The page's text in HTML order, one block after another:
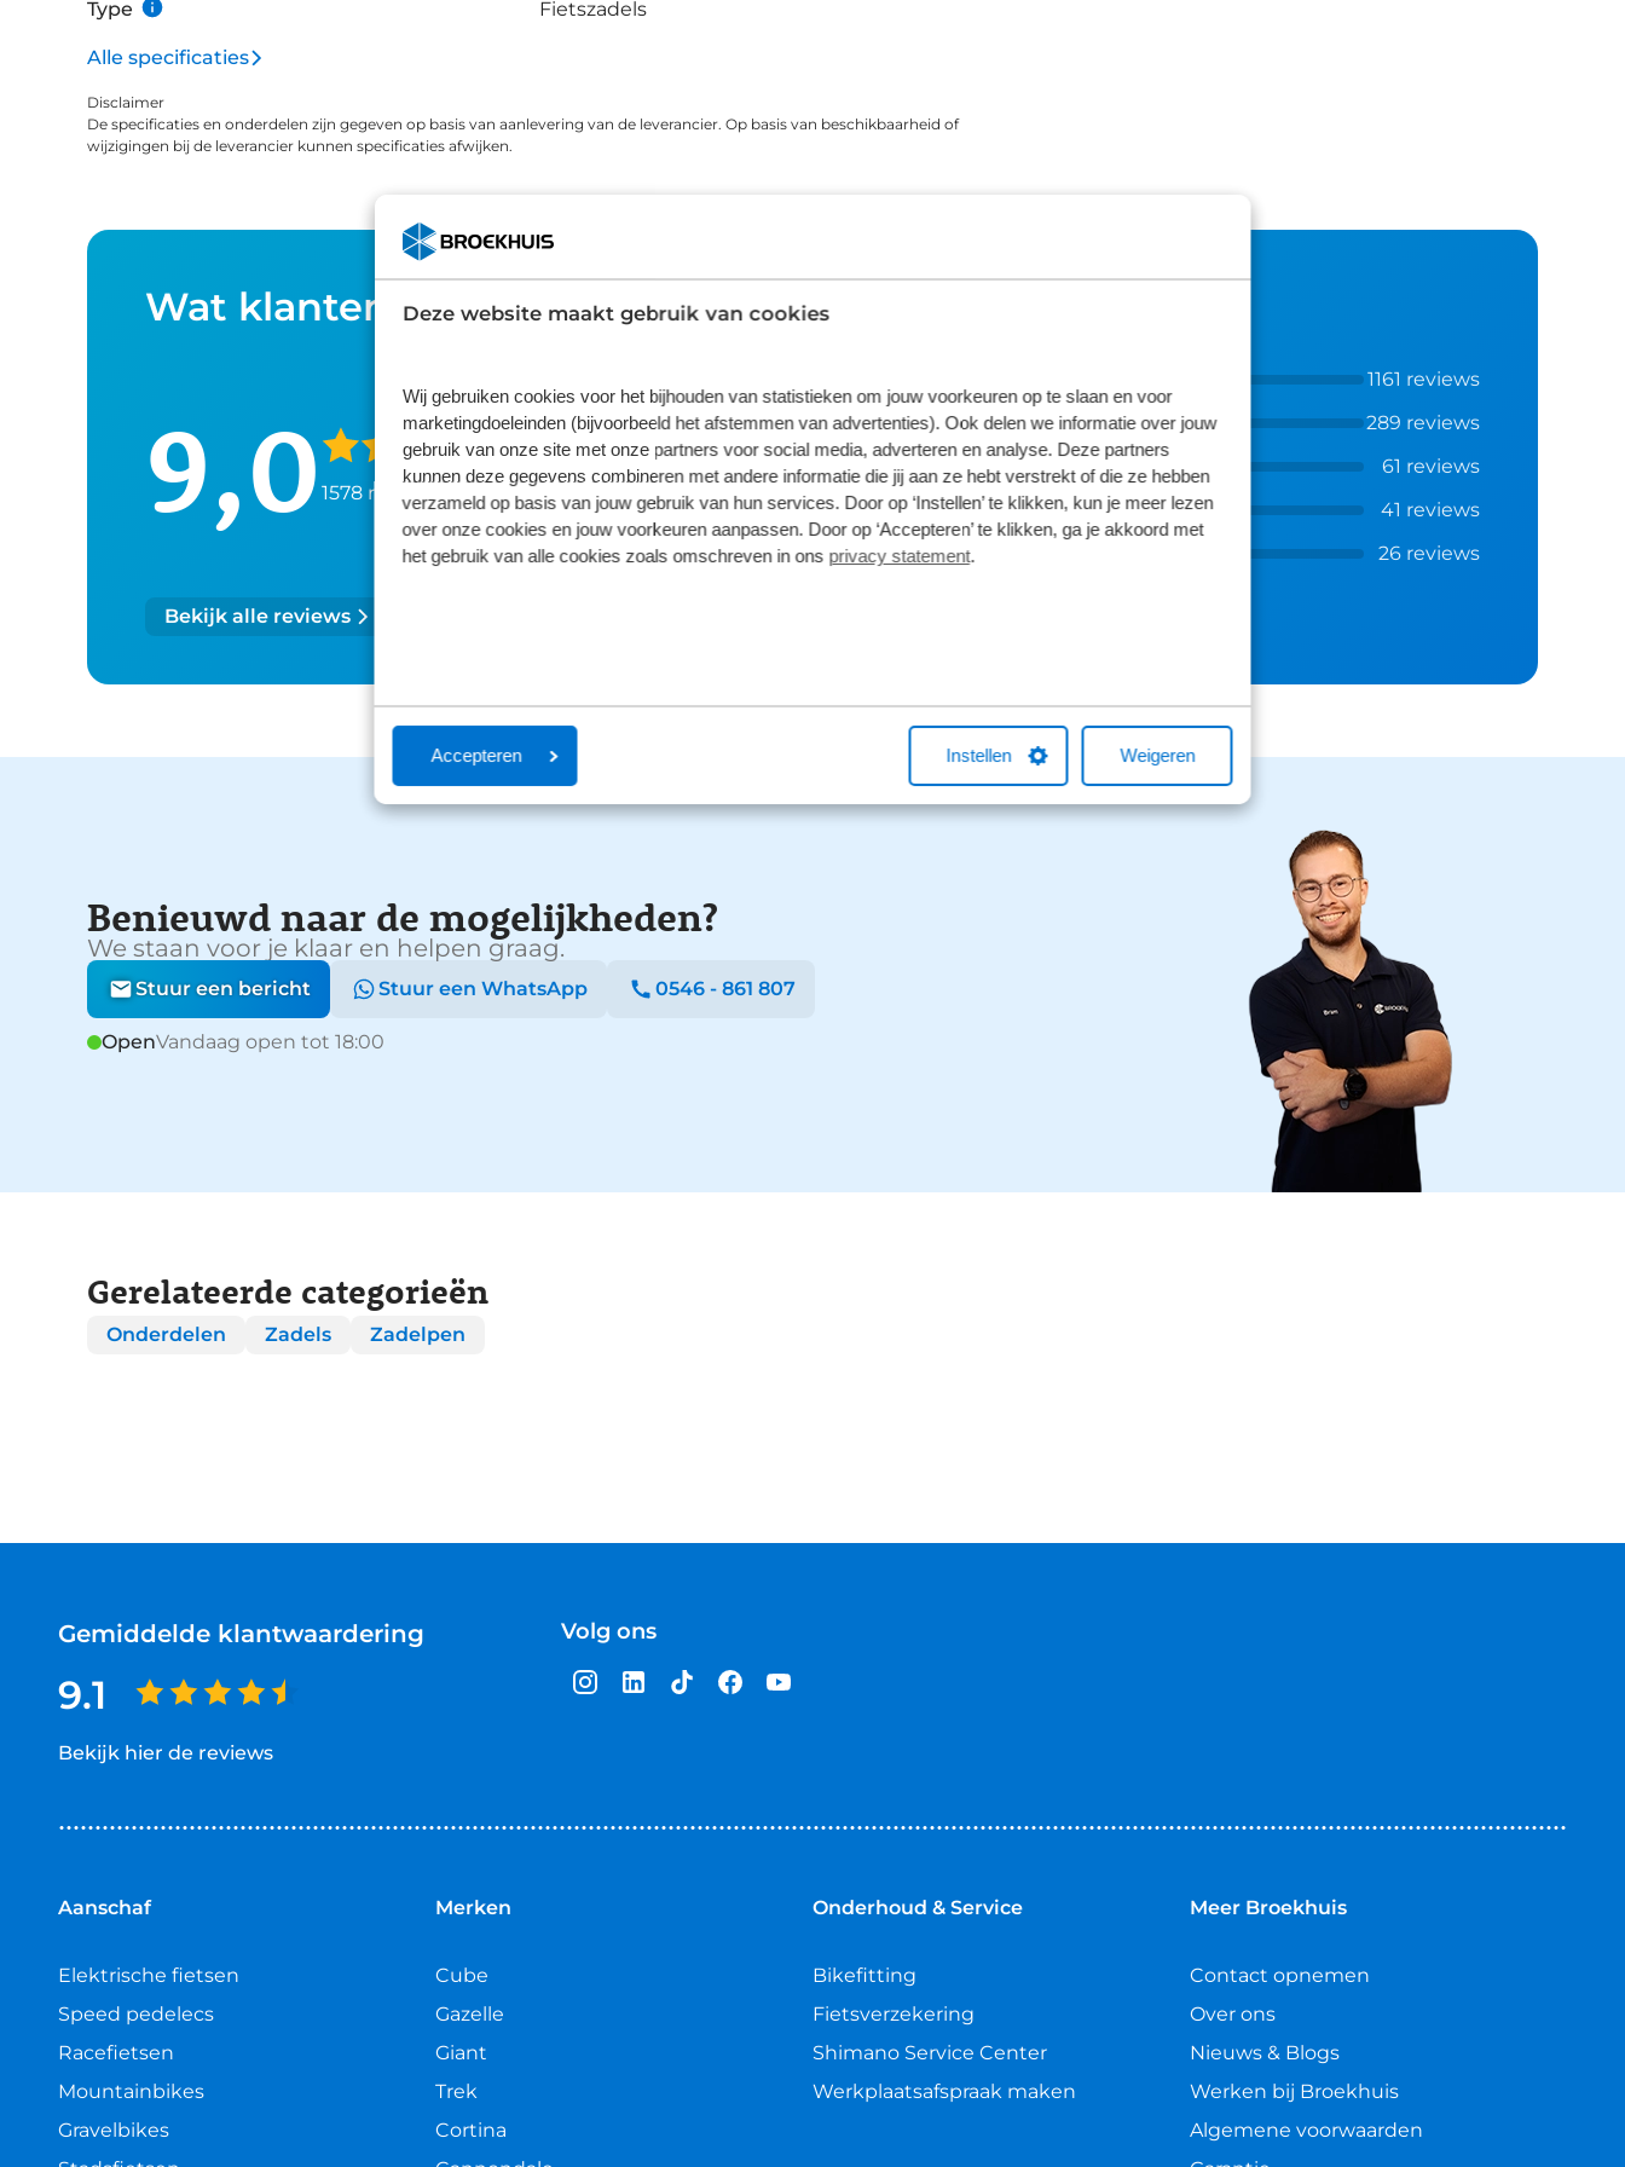
Deze website maakt gebruik van cookies
Wij gebruiken cookies voor het bijhouden van statistieken om jouw voorkeuren op te slaan en voor
marketingdoeleinden (bijvoorbeeld het afstemmen van advertenties). Ook delen we informatie over jouw
gebruik van onze site met onze partners voor social media, adverteren en analyse. Deze partners
kunnen deze gegevens combineren met andere informatie die jij aan ze hebt verstrekt of die ze hebben
verzameld op basis van jouw gebruik van hun services. Door op ‘Instellen’ te klikken, kun je meer lezen
over onze cookies en jouw voorkeuren aanpassen. Door op ‘Accepteren’ te klikken, ga je akkoord met
het gebruik van alle cookies zoals omschreven in ons privacy statement.
Accepteren Instellen Weigeren
Type Fietszadels
Alle specificaties
Disclaimer
De specificaties en onderdelen zijn gegeven op basis van aanlevering van de leverancier. Op basis van beschikbaarheid of
wijzigingen bij de leverancier kunnen specificaties afwijken.
Wat klanten over ons zeggen
9,0 1578 reviews
1161 reviews
4 289 reviews
61 reviews
2 41 reviews
1 26 reviews
Bekijk alle reviews
Benieuwd naar de mogelijkheden?
We staan voor je klaar en helpen graag.
Stuur een bericht Stuur een WhatsApp 0546 - 861 807
OpenVandaag open tot 18:00
Gerelateerde categorieën
Onderdelen Zadels Zadelpen
Gemiddelde klantwaardering
9.1
Bekijk hier de reviews
van
Volg ons
Aanschaf
Elektrische fietsen
Speed pedelecs
Racefietsen
Mountainbikes
Gravelbikes
Merken
Cube
Gazelle
Giant
Trek
Cortina
Onderhoud & Service
Bikefitting
Fietsverzekering
Shimano Service Center
Werkplaatsafspraak maken
Meer Broekhuis
Contact opnemen
Over ons
Nieuws & Blogs
Werken bij Broekhuis
Algemene voorwaarden